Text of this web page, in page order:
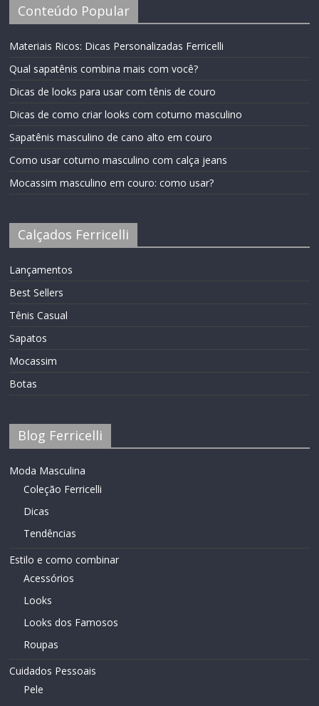
Conteúdo Popular
Materiais Ricos: Dicas Personalizadas Ferricelli
Qual sapatênis combina mais com você?
Dicas de looks para usar com tênis de couro
Dicas de como criar looks com coturno masculino
Sapatênis masculino de cano alto em couro
Como usar coturno masculino com calça jeans
Mocassim masculino em couro: como usar?
Calçados Ferricelli
Lançamentos
Best Sellers
Tênis Casual
Sapatos
Mocassim
Botas
Blog Ferricelli
Moda Masculina
Coleção Ferricelli
Dicas
Tendências
Estilo e como combinar
Acessórios
Looks
Looks dos Famosos
Roupas
Cuidados Pessoais
Pele